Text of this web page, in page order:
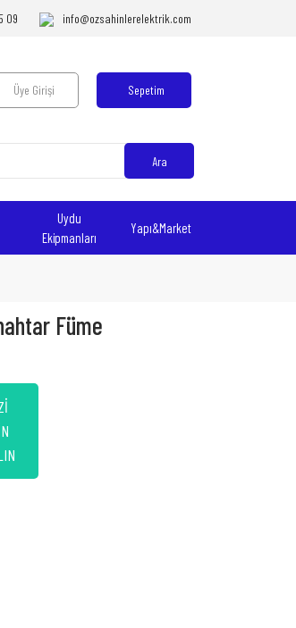
09 info@ozsahinlerelektrik.com
Üye Girişi Sepetim
Ara
Uydu
Ekipmanları
Yapı&Market
Füme